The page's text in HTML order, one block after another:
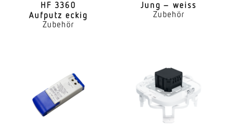
HF 3360
Aufputz eckig
Zubehör
Jung – weiss
Zubehör